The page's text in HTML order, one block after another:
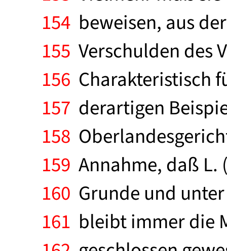
154 beweisen, aus
155 Verschulden des
156 Charakteristisch
157 derartigen
158
159 Annahme, daß
160 Grunde und
161 bleibt immer die